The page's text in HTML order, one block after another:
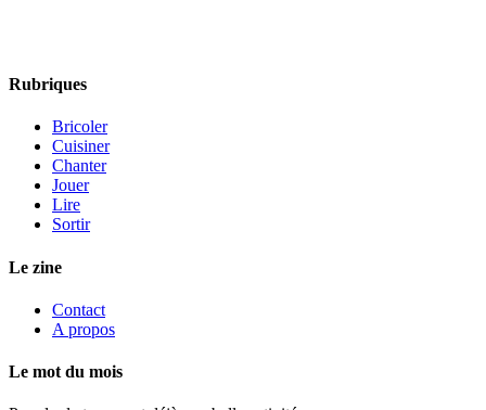
Rubriques
Bricoler
Cuisiner
Chanter
Jouer
Lire
Sortir
Le zine
Contact
A propos
Le mot du mois